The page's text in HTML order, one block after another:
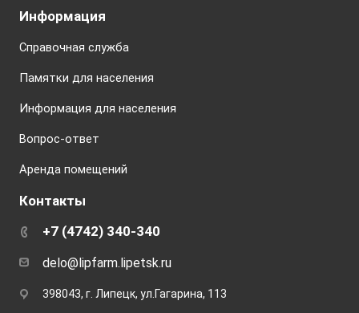
Информация
Справочная служба
Памятки для населения
Информация для населения
Вопрос-ответ
Аренда помещений
Контакты
+7 (4742) 340-340
delo@lipfarm.lipetsk.ru
398043, г. Липецк, ул.Гагарина, 113